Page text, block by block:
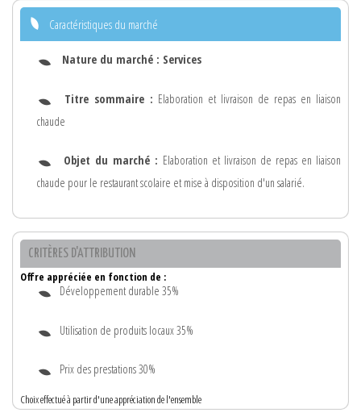
Caractéristiques du marché
Nature du marché : Services
Titre sommaire : Elaboration et livraison de repas en liaison
chaude
Objet du marché : Elaboration et livraison de repas en liaison
chaude pour le restaurant scolaire et mise à disposition d'un salarié.
CRITÈRES D'ATTRIBUTION
Offre appréciée en fonction de :
Développement durable 35%
Utilisation de produits locaux 35%
Prix des prestations 30%
Choix effectué à partir d'une appréciation de l'ensemble